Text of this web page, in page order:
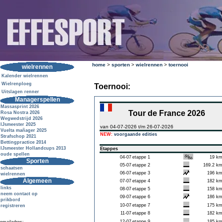
wielrennen
Kalender wielrennen
Wielrenploeg
Uitslagen renner
Managerspellen
Massasprint 2026
Rosa Nostra 2026
Wegwedstrijd 2026
IJsmeester 2025
Vuelta mañager 2025
Strafschop 2021
Bettingpractice 2014
IJsmeester Hollandcups 2013
oude spellen
Sporten
schaatsen
wielrennen
Algemeen
links
neem contact op
prikbord
registreren
home > sporten > wielrennen > toernooi
Toernooi:
Tour de France 2026
van 04-07-2026 t/m 26-07-2026
NEW: voorgaande edities
Etappes
04-07 etappe 1
19 km
05-07 etappe 2
169.2 km
06-07 etappe 3
196 km
07-07 etappe 4
182 km
08-07 etappe 5
158 km
09-07 etappe 6
186 km
10-07 etappe 7
175 km
11-07 etappe 8
182 km